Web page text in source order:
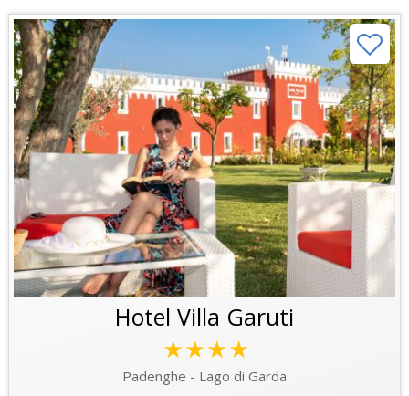
Hotel Villa Garuti
★★★★
Padenghe - Lago di Garda